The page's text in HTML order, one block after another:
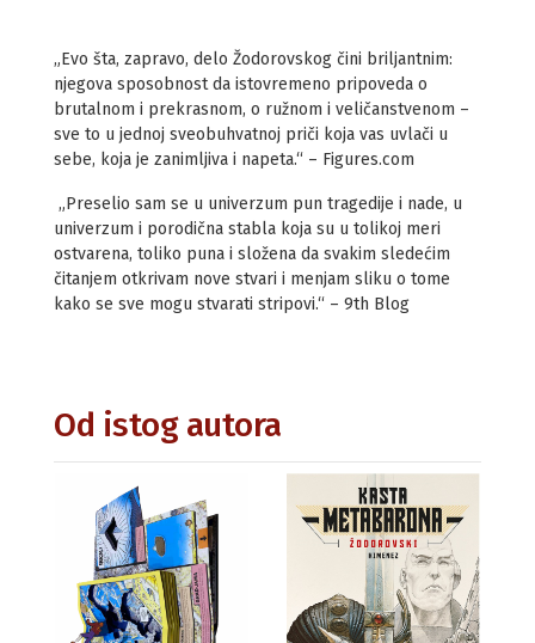
„Evo šta, zapravo, delo Žodorovskog čini briljantnim:
njegova sposobnost da istovremeno pripoveda o
brutalnom i prekrasnom, o ružnom i veličanstvenom –
sve to u jednoj sveobuhvatnoj priči koja vas uvlači u
sebe, koja je zanimljiva i napeta.“ – Figures.com
„Preselio sam se u univerzum pun tragedije i nade, u
univerzum i porodična stabla koja su u tolikoj meri
ostvarena, toliko puna i složena da svakim sledećim
čitanjem otkrivam nove stvari i menjam sliku o tome
kako se sve mogu stvarati stripovi.“ – 9th Blog
Od istog autora